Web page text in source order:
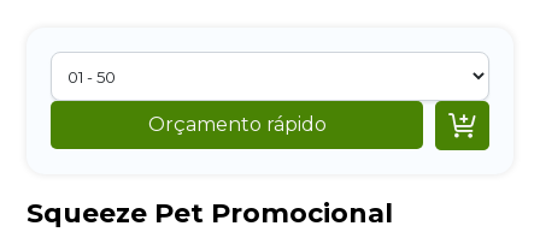
Orçamento rápido 
Squeeze Pet Promocional